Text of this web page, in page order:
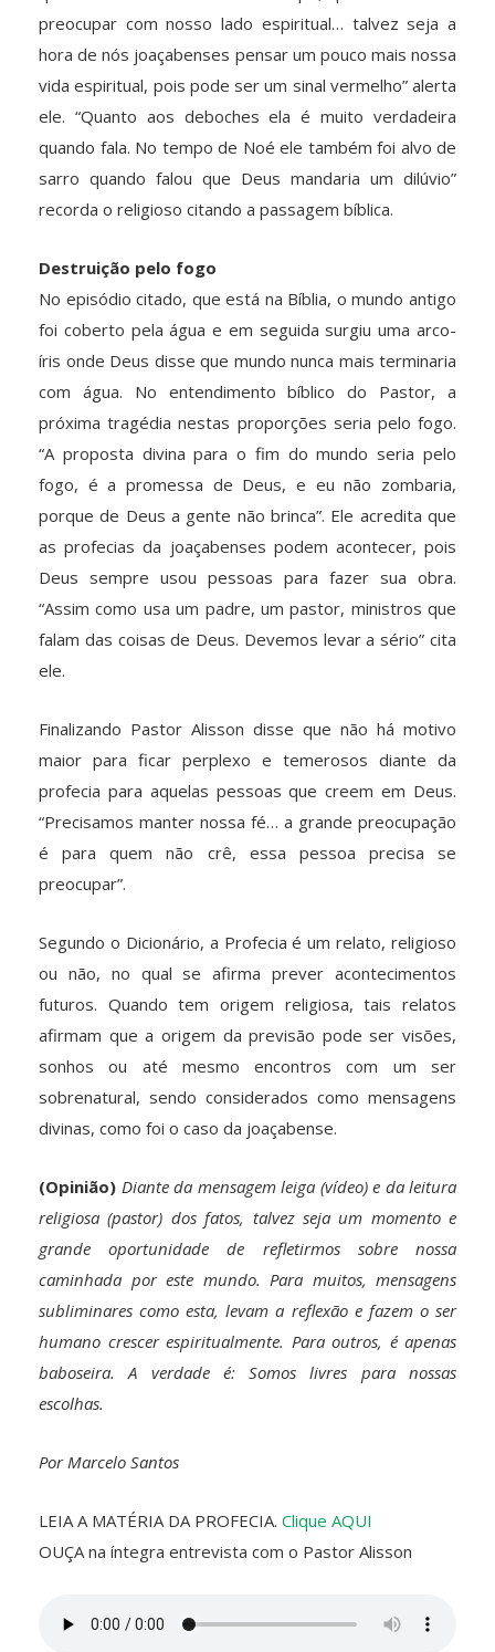
preocupar com nosso lado espiritual… talvez seja a
hora de nós joaçabenses pensar um pouco mais nossa
vida espiritual, pois pode ser um sinal vermelho” alerta
ele. “Quanto aos deboches ela é muito verdadeira
quando fala. No tempo de Noé ele também foi alvo de
sarro quando falou que Deus mandaria um dilúvio”
recorda o religioso citando a passagem bíblica.
Destruição pelo fogo
No episódio citado, que está na Bíblia, o mundo antigo
foi coberto pela água e em seguida surgiu uma arco-
íris onde Deus disse que mundo nunca mais terminaria
com água. No entendimento bíblico do Pastor, a
próxima tragédia nestas proporções seria pelo fogo.
“A proposta divina para o fim do mundo seria pelo
fogo, é a promessa de Deus, e eu não zombaria,
porque de Deus a gente não brinca”. Ele acredita que
as profecias da joaçabenses podem acontecer, pois
Deus sempre usou pessoas para fazer sua obra.
“Assim como usa um padre, um pastor, ministros que
falam das coisas de Deus. Devemos levar a sério” cita
ele.
Finalizando Pastor Alisson disse que não há motivo
maior para ficar perplexo e temerosos diante da
profecia para aquelas pessoas que creem em Deus.
“Precisamos manter nossa fé… a grande preocupação
é para quem não crê, essa pessoa precisa se
preocupar”.
Segundo o Dicionário, a Profecia é um relato, religioso
ou não, no qual se afirma prever acontecimentos
futuros. Quando tem origem religiosa, tais relatos
afirmam que a origem da previsão pode ser visões,
sonhos ou até mesmo encontros com um ser
sobrenatural, sendo considerados como mensagens
divinas, como foi o caso da joaçabense.
(Opinião) Diante da mensagem leiga (vídeo) e da leitura
religiosa (pastor) dos fatos, talvez seja um momento e
grande oportunidade de refletirmos sobre nossa
caminhada por este mundo. Para muitos, mensagens
subliminares como esta, levam a reflexão e fazem o ser
humano crescer espiritualmente. Para outros, é apenas
baboseira. A verdade é: Somos livres para nossas
escolhas.
Por Marcelo Santos
LEIA A MATÉRIA DA PROFECIA. Clique AQUI
OUÇA na íntegra entrevista com o Pastor Alisson